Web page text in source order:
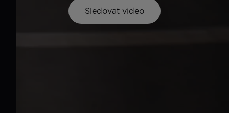
Sledovat video